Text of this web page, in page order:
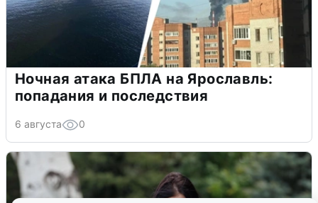
Ночная атака БПЛА на Ярославль:
попадания и последствия
6 августа 0